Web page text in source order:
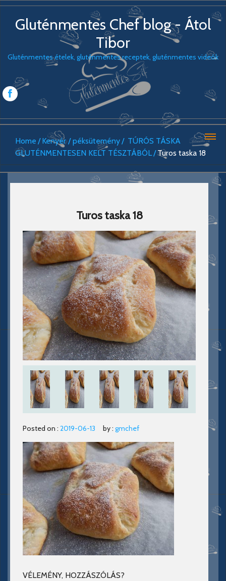
Gluténmentes Chef blog - Átol
Tibor
Gluténmentes ételek, gluténmentes receptek, gluténmentes videók
Home Kenyér / péksütemény
TÚRÓS TÁSKA
GLUTÉNMENTESEN KELT TÉSZTÁBÓL Turos taska 18
Turos taska 18
Posted on : 2019-06-13 by : gmchef
VÉLEMÉNY, HOZZÁSZÓLÁS?